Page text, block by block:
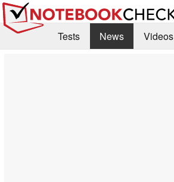
Tests News
Videos